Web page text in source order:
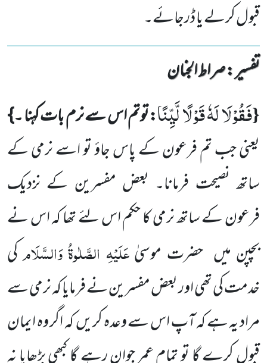
قبول کرلے یا ڈرجائے۔
تفسیر : ‎صراط الجنان
{فَقُوْلَا لَهٗ قَوْلًا لَّیِّنًا:توتم اس سے نرم بات کہنا ۔}
یعنی جب تم فرعون کے پاس جاؤ تو اسے نرمی کے
ساتھ نصیحت فرمانا۔ بعض مفسرین کے نزدیک
فرعون کے ساتھ نرمی کا حکم اس لئے تھا کہ اس نے
بچپن میں حضرت موسیٰعَلَیْہِ الصَّلٰوۃُ وَالسَّلَامکی
خدمت کی تھی اور بعض مفسرین نے فرمایا کہ نرمی سے
مراد یہ ہے کہ آپ اس سے وعدہ کریںکہ اگر وہ ایمان
قبول کرےگا تو تمام عمر جوان رہے گا کبھی بڑھاپا نہ